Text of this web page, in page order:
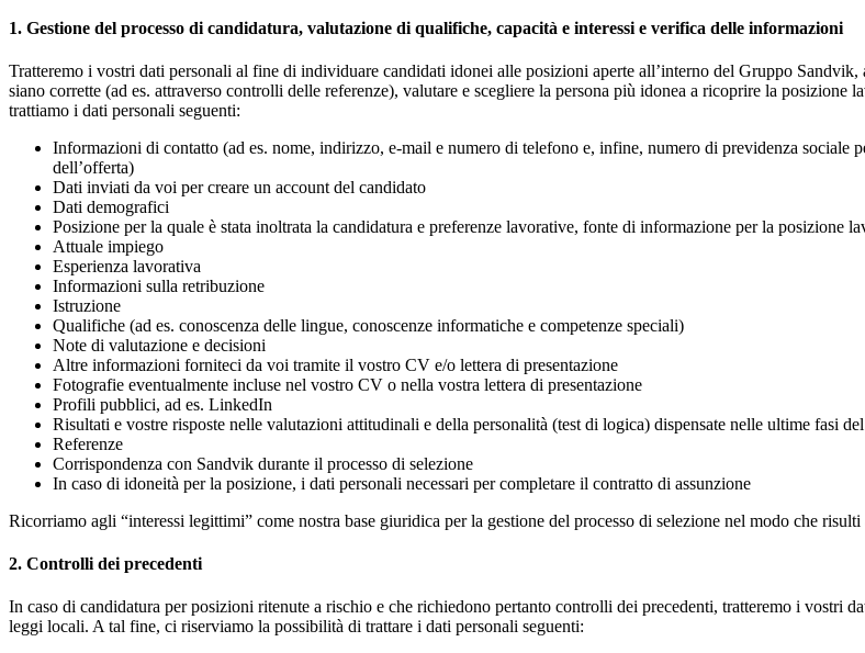
1. Gestione del processo di candidatura, valutazione di qualifiche, capacità e interessi e verifica delle informazioni
Tratteremo i vostri dati personali al fine di individuare candidati idonei alle posizioni aperte all’interno del Gruppo
siano corrette (ad es. attraverso controlli delle referenze), valutare e scegliere la persona più idonea a ricoprire la
trattiamo i dati personali seguenti:
Informazioni di contatto (ad es. nome, indirizzo, e-mail e numero di telefono e, infine, numero di previdenza sociale
dell’offerta)
Dati inviati da voi per creare un account del candidato
Dati demografici
Posizione per la quale è stata inoltrata la candidatura e preferenze lavorative, fonte di informazione per la posizione
Attuale impiego
Esperienza lavorativa
Informazioni sulla retribuzione
Istruzione
Qualifiche (ad es. conoscenza delle lingue, conoscenze informatiche e competenze speciali)
Note di valutazione e decisioni
Altre informazioni forniteci da voi tramite il vostro CV e/o lettera di presentazione
Fotografie eventualmente incluse nel vostro CV o nella vostra lettera di presentazione
Profili pubblici, ad es. LinkedIn
Risultati e vostre risposte nelle valutazioni attitudinali e della personalità (test di logica) dispensate nelle ultime fasi
Referenze
Corrispondenza con Sandvik durante il processo di selezione
In caso di idoneità per la posizione, i dati personali necessari per completare il contratto di assunzione
Ricorriamo agli “interessi legittimi” come nostra base giuridica per la gestione del processo di selezione nel modo che
2. Controlli dei precedenti
In caso di candidatura per posizioni ritenute a rischio e che richiedono pertanto controlli dei precedenti, tratteremo i vostri
leggi locali. A tal fine, ci riserviamo la possibilità di trattare i dati personali seguenti: